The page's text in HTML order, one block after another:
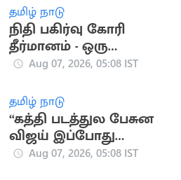
தமிழ் நாடு
நிதி பகிர்வு கோரி
தீர்மானம் - ஒரு
மனதாக
Aug 07, 2026, 05:08 IST
தமிழ் நாடு
“கத்தி படத்துல பேசுன
விஜய் இப்போது
ஒன்னுமே செய்யல”..
Aug 07, 2026, 05:08 IST